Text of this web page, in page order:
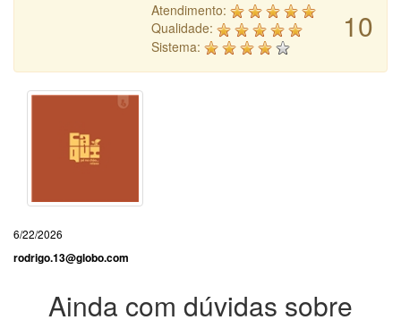
10
Atendimento:
Qualidade:
Sistema:
6/22/2026
rodrigo.13@globo.com
Ainda com dúvidas sobre